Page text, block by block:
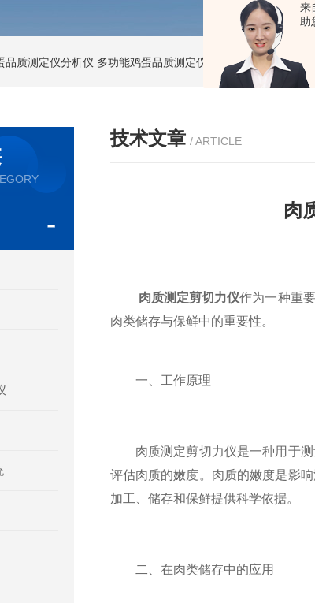
来
助
品质测定仪分析仪 多功能鸡蛋品质测定仪 精子活性分析仪 动
技术文章 / ARTICLE
肉
肉质测定剪切力仪作为一种重
肉类储存与保鲜中的重要性。
一、工作原理
肉质测定剪切力仪是一种用于测
评估肉质的嫩度。肉质的嫩度是影
加工、储存和保鲜提供科学依据。
二、在肉类储存中的应用